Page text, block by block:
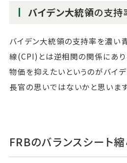
バイデン大統領の支持
バイデン大統領の支持率を濃い
線(CPI)とは逆相関の関係にあり
物価を抑えたいというのがバイ
長官の思いではないかと思います
FRBのバランスシート